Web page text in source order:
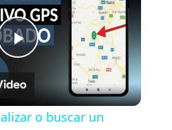
P
o buscar un